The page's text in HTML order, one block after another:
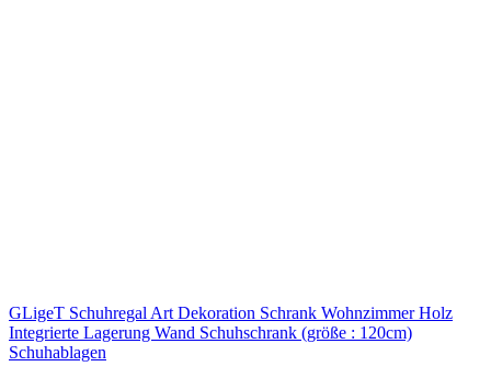
GLigeT Schuhregal Art Dekoration Schrank Wohnzimmer Holz
Integrierte Lagerung Wand Schuhschrank (größe : 120cm)
Schuhablagen